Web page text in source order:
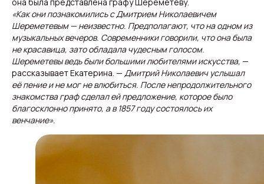
«Как они познакомились с Дмитрием Николаевичем
Шереметевым — неизвестно. Предполагают, что на одном из
музыкальных вечеров. Современники говорили, что она была
не красавица, зато обладала чудесным голосом.
Шереметевы ведь были большими любителями искусства, —
рассказывает Екатерина. — Дмитрий Николаевич услышал
её пение и не мог не влюбиться. После непродолжительного
знакомства граф сделал ей предложение, которое было
благосклонно принято, а в 1857 году состоялось их
венчание».